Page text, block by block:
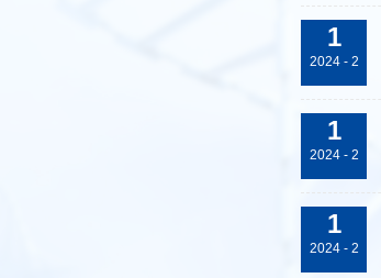
1
2024 - 2
1
2024 - 2
1
2024 - 2